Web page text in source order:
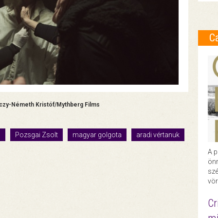
Németh Kristóf/Mythberg Films
Pozsgai Zsolt magyar golgota aradi vértanuk
A